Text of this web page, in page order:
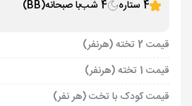
4 ستاره 4 شب با صبحانه(BB)
قیمت 2 تخته (هرنفر)
قیمت 1 تخته (هرنفر)
قیمت کودک با تخت (هر نفر)